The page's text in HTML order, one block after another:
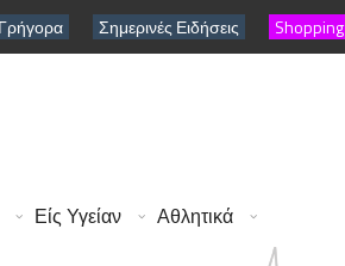
Σημερινές Ειδήσεις Shopping
Είς Υγείαν Αθλητικά